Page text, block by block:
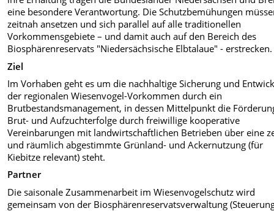
eine besondere Verantwortung. Die Schutzbemühungen
zeitnah ansetzen und sich parallel auf alle traditionellen
Vorkommensgebiete – und damit auch auf den Bereich des
Biosphärenreservats "Niedersächsische Elbtalaue" - erstrecken.
Ziel
Im Vorhaben geht es um die nachhaltige Sicherung und
der regionalen Wiesenvogel-Vorkommen durch ein
Brutbestandsmanagement, in dessen Mittelpunkt die
Brut- und Aufzuchterfolge durch freiwillige kooperative
Vereinbarungen mit landwirtschaftlichen Betrieben über eine
und räumlich abgestimmte Grünland- und Ackernutzung (für
Kiebitze relevant) steht.
Partner
Die saisonale Zusammenarbeit im Wiesenvogelschutz wird
gemeinsam von der Biosphärenreservatsverwaltung